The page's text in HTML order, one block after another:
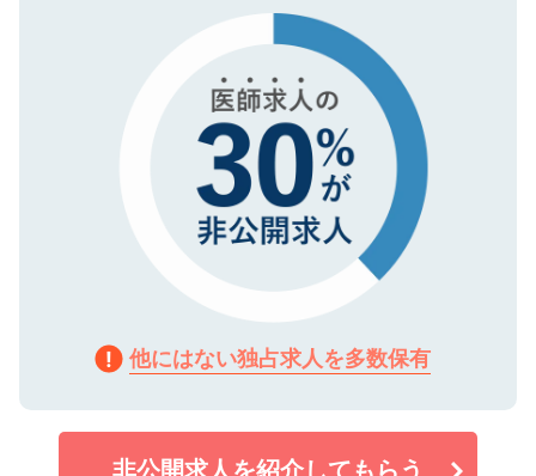
で、機密保持に関してもご安心ください。
他にはない独占求人を多数保有
非公開求人を紹介してもらう